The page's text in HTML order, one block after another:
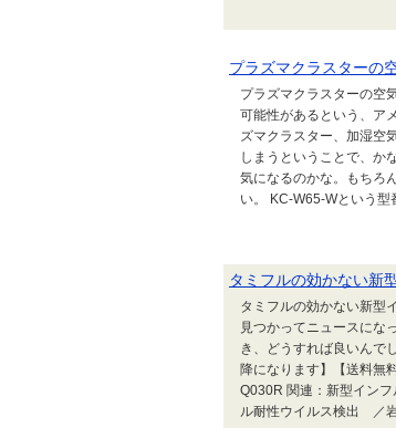
プラズマクラスターの
プラズマクラスターの空
可能性があるという、ア
ズマクラスター、加湿空
しまうということで、か
気になるのかな。もちろ
い。 KC-W65-Wという型
タミフルの効かない新
タミフルの効かない新型
見つかってニュースにな
き、どうすれば良いんで
降になります】【送料無
Q030R 関連：新型イン
ル耐性ウイルス検出 ／